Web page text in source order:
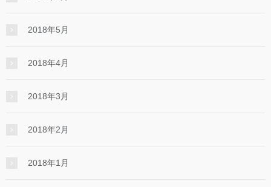
2018年5月
2018年4月
2018年3月
2018年2月
2018年1月